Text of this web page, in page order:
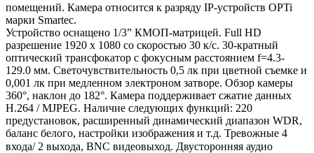
помещений. Камера относится к разряду IP-устройств OPTi
марки Smartec.
Устройство оснащено 1/3” КМОП-матрицей. Full HD
разрешение 1920 х 1080 со скоростью 30 к/с. 30-кратный
оптический трансфокатор с фокусным расстоянием f=4.3-
129.0 мм. Светочувствительность 0,5 лк при цветной съемке и
0,001 лк при медленном электроном затворе. Обзор камеры
360°, наклон до 182°. Камера поддерживает сжатие данных
Н.264 / MJPEG. Наличие следующих функций: 220
предустановок, расширенный динамический диапазон WDR,
баланс белого, настройки изображения и т.д. Тревожные 4
входа/ 2 выхода, BNC видеовыход. Двусторонняя аудио